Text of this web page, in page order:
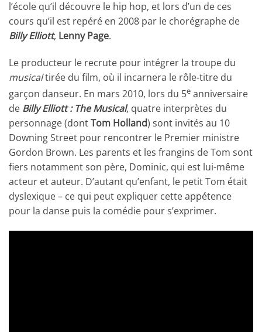
l’école qu’il découvre le hip hop, et lors d’un de ces
cours qu’il est repéré en 2008 par le chorégraphe de
Billy Elliott, Lenny Page.
Le producteur le recrute pour intégrer la troupe du
musicaltirée du film, où il incarnera le rôle-titre du
garçon danseur. En mars 2010, lors du 5e anniversaire
de Billy Elliott : The Musical, quatre interprètes du
personnage (dontTom Holland) sont invités au 10
Downing Street pour rencontrer le Premier ministre
Gordon Brown. Les parents et les frangins de Tom sont
fiers notamment son père, Dominic, qui est lui-même
acteur et auteur. D’autant qu’enfant, le petit Tom était
dyslexique – ce qui peut expliquer cette appétence
pour la danse puis la comédie pour s’exprimer.